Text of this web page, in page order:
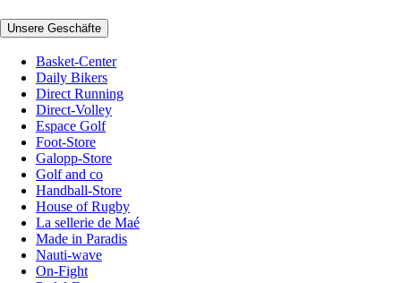
Unsere Geschäfte
Basket-Center
Daily Bikers
Direct Running
Direct-Volley
Espace Golf
Foot-Store
Galopp-Store
Golf and co
Handball-Store
House of Rugby
La sellerie de Maé
Made in Paradis
Nauti-wave
On-Fight